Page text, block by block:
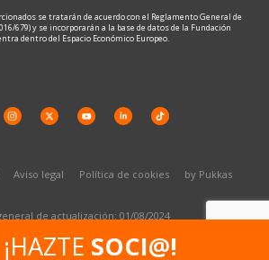
se tratarán de acuerdo con el Reglamento General de
679) y se incorporarán a la base de datos de la Fundación
dentro del Espacio Económico Europeo.
Aviso legal Política de cookies by Pukkas
de actualización: 01/08/2024
¡HAZTE SOCI@!
¡HAZTE SOCI@!